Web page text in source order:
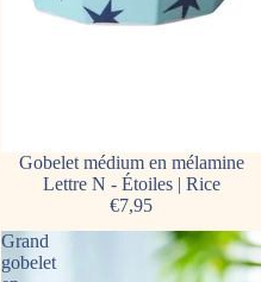
Gobelet médium en mélamine
Lettre N - Étoiles | Rice
€7,95
Grand
gobelet